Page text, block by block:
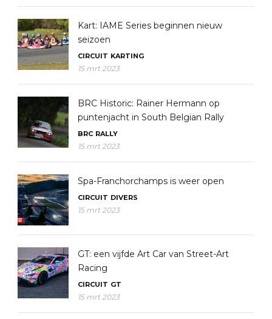
Kart: IAME Series beginnen nieuw
seizoen
CIRCUIT KARTING
15 mrt 2023
BRC Historic: Rainer Hermann op
puntenjacht in South Belgian Rally
BRC RALLY
15 mrt 2023
Spa-Franchorchamps is weer open
CIRCUIT DIVERS
15 mrt 2023
GT: een vijfde Art Car van Street-Art
Racing
CIRCUIT GT
15 mrt 2023